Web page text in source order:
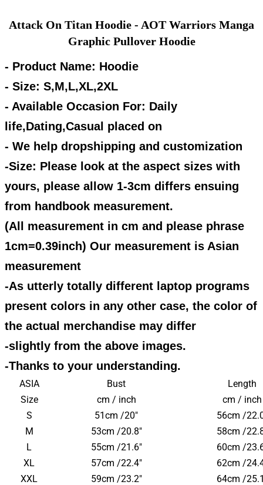
Attack On Titan Hoodie - AOT Warriors Manga
Graphic Pullover Hoodie
- Product Name: Hoodie
- Size: S,M,L,XL,2XL
- Available Occasion For: Daily
life,Dating,Casual placed on
- We help dropshipping and customization
-Size: Please look at the aspect sizes with
yours, please allow 1-3cm differs ensuing
from handbook measurement.
(All measurement in cm and please phrase
1cm=0.39inch) Our measurement is Asian
measurement
-As utterly totally different laptop programs
present colors in any other case, the color of
the actual merchandise may differ
-slightly from the above images.
-Thanks to your understanding.
ASIA
Size
Bust
Length
cm / inch
cm / inch
S
51cm /20"
56cm /
M
53cm /20.8"
58cm /
L
55cm /21.6"
60cm /
XL
57cm /22.4"
62cm /
XXL
59cm /23.2" 64cm /